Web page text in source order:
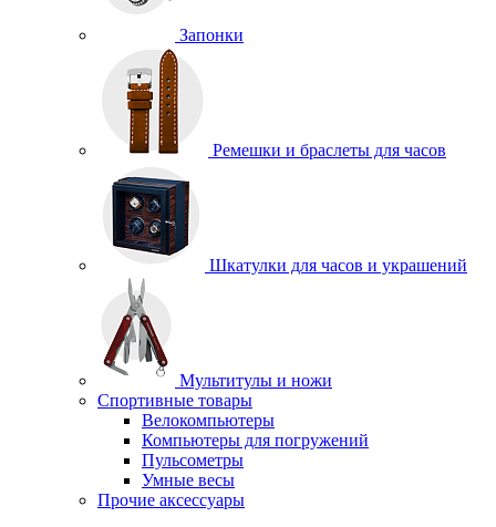
Запонки
Ремешки и браслеты для часов
Шкатулки для часов и украшений
Мультитулы и ножи
Спортивные товары
Велокомпьютеры
Компьютеры для погружений
Пульсометры
Умные весы
Прочие аксессуары